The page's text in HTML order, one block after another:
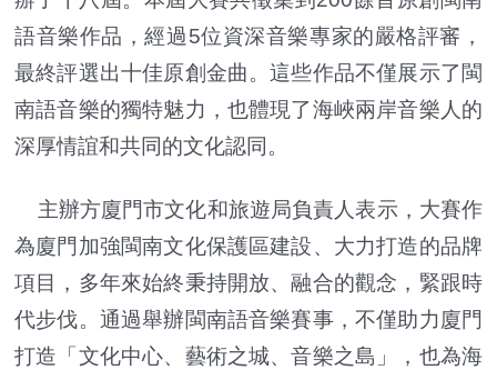
語音樂作品，經過5位資深音樂專家的嚴格評審，
最終評選出十佳原創金曲。這些作品不僅展示了閩
南語音樂的獨特魅力，也體現了海峽兩岸音樂人的
深厚情誼和共同的文化認同。
主辦方廈門市文化和旅遊局負責人表示，大賽作
為廈門加強閩南文化保護區建設、大力打造的品牌
項目，多年來始終秉持開放、融合的觀念，緊跟時
代步伐。通過舉辦閩南語音樂賽事，不僅助力廈門
打造「文化中心、藝術之城、音樂之島」，也為海